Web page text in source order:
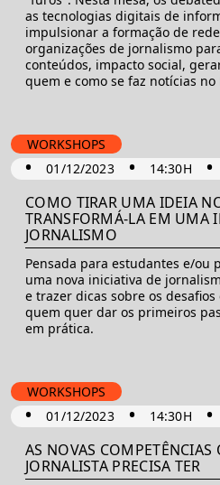
as tecnologias digitais de
impulsionar a formação de
organizações de jornalismo
conteúdos, impacto social,
quem e como se faz notícias no
WORKSHOPS
• 01/12/2023 • 14:30H •
COMO TIRAR UMA IDEIA
TRANSFORMÁ-LA EM UMA
JORNALISMO
Pensada para estudantes e/ou
uma nova iniciativa de
e trazer dicas sobre os
quem quer dar os primeiros
em prática.
WORKSHOPS
• 01/12/2023 • 14:30H •
AS NOVAS COMPETÊNCIAS
JORNALISTA PRECISA TER